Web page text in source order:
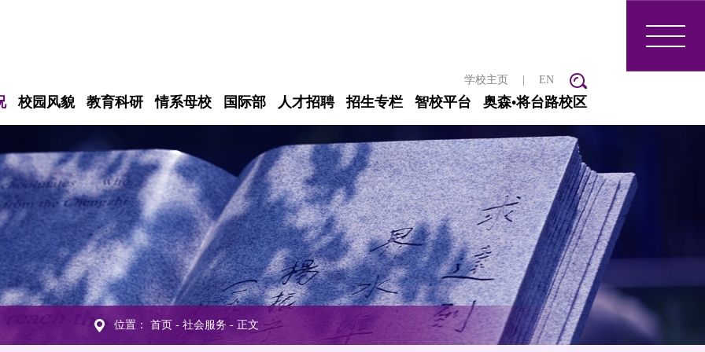
学校主页 EN
校园风貌 教育科研 情系母校 国际部 人才招聘 招生专栏 智校平台 奥森•将台路校区
位置： 首页 - 社会服务 - 正文